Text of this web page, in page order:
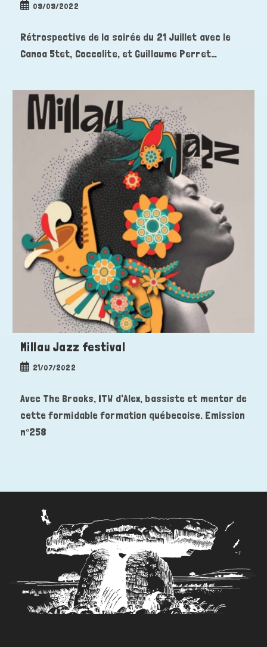
Publication
09/09/2022
Rétrospective de la soirée du 21 Juillet avec le
Canoa 5tet, Coccolite, et Guillaume Perret…
Millau Jazz festival
Publication
21/07/2022
Avec The Brooks, ITW d'Alex, bassiste et mentor de
cette formidable formation québecoise. Emission
n°258